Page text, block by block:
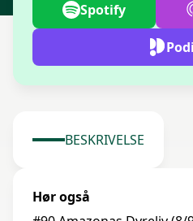
Spotify
BESKRIVELSE
Hør også